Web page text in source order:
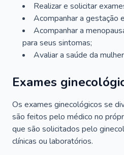
Realizar e solicitar
Acompanhar a gestação
Acompanhar a
para seus sintomas;
Avaliar a saúde da
Exames
Os exames ginecológicos se
são feitos pelo médico no
que são solicitados pelo
clínicas ou laboratórios.